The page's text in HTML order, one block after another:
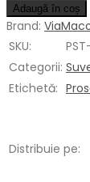
Adaugă în coș
Brand:
SKU:
Categorii:
Etichetă:
Distribuie pe: